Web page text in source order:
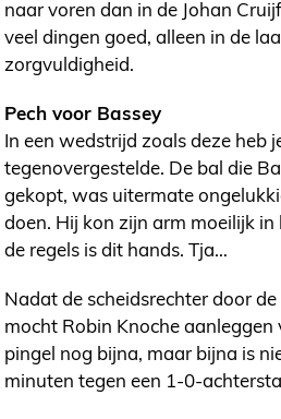
naar voren dan in de Johan
veel dingen goed, alleen in de
zorgvuldigheid.
Pech voor Bassey
In een wedstrijd zoals deze heb
tegenovergestelde. De bal die
gekopt, was uitermate
doen. Hij kon zijn arm moeilijk
de regels is dit hands. Tja…
Nadat de scheidsrechter door
mocht Robin Knoche
pingel nog bijna, maar bijna is
minuten tegen een 1-0-